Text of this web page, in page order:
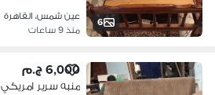
6
عين شمس، القاهرة
منذ 9 ساعات
6,000 ج.م
منبه سرير امريكي